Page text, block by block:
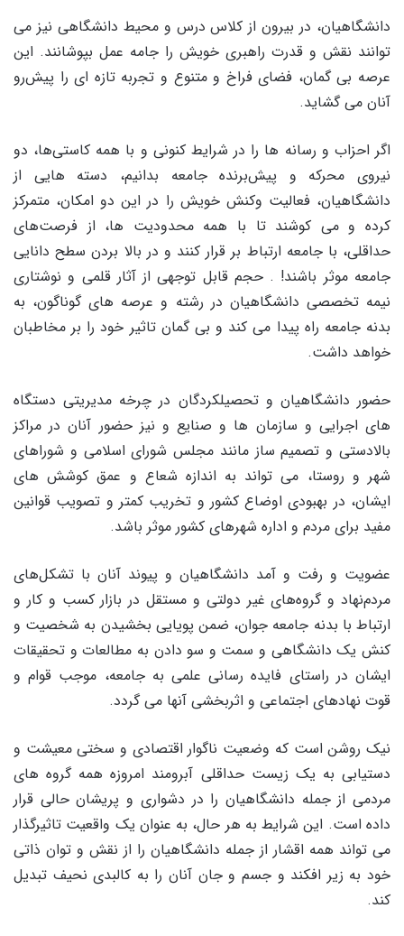
دانشگاهیان، در بیرون از کلاس درس و محیط دانشگاهی نیز می
توانند نقش و قدرت راهبری خویش را جامه عمل بپوشانند. این
عرصه بی گمان، فضای فراخ و متنوع و تجربه تازه ای را پیش‌رو
آنان می گشاید.
اگر احزاب و رسانه ها را در شرایط کنونی و با همه کاستی‌ها، دو
نیروی محرکه و پیش‌برنده جامعه بدانیم، دسته هایی از
دانشگاهیان، فعالیت و‌کنش خویش را در این دو امکان، متمرکز
کرده و می کوشند تا با همه محدودیت ها، از فرصت‌های
حداقلی، با جامعه ارتباط بر قرار کنند و در بالا بردن سطح دانایی
جامعه موثر باشند! . حجم قابل توجهی از آثار قلمی و نوشتاری
نیمه تخصصی دانشگاهیان در رشته و عرصه های گوناگون، به
بدنه جامعه راه پیدا می کند و بی گمان تاثیر خود را بر مخاطبان
خواهد داشت.
حضور دانشگاهیان و تحصیلکردگان در چرخه مدیریتی دستگاه
های اجرایی و سازمان ها و صنایع و نیز حضور آنان در مراکز
بالادستی و تصمیم ساز مانند مجلس شورای اسلامی و شوراهای
شهر و روستا، می تواند به اندازه شعاع و عمق کوشش های
ایشان، در بهبودی اوضاع کشور و تخریب کمتر و تصویب قوانین
مفید برای مردم و اداره شهرهای کشور موثر باشد.
عضویت و رفت و آمد دانشگاهیان و پیوند آنان با تشکل‌های
مرد‌م‌نهاد و گروه‌های غیر دولتی و مستقل در بازار کسب و کار و
ارتباط با بدنه جامعه جوان، ضمن پویایی بخشیدن به شخصیت و
کنش یک دانشگاهی و سمت و سو دادن به مطالعات و تحقیقات
ایشان در راستای فایده رسانی علمی به جامعه، موجب قوام و
قوت نهادهای اجتماعی و اثربخشی آنها می گردد.
نیک روشن است که وضعیت ناگوار اقتصادی و سختی معیشت و
دستیابی به یک زیست حداقلی آبرومند امروزه همه گروه های
مردمی از جمله دانشگاهیان را در دشواری و پریشان حالی قرار
داده است. این شرایط به هر حال، به عنوان یک واقعیت تاثیرگذار
می تواند همه اقشار از جمله دانشگاهیان را از نقش و توان ذاتی
خود به زیر افکند و جسم و جان آنان را به کالبدی نحیف تبدیل
کند.